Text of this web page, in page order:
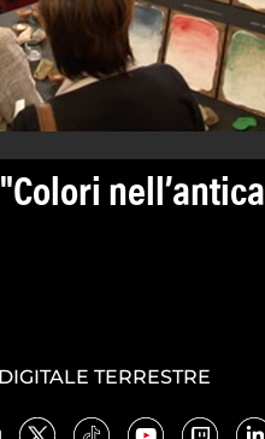
nell’antica
TERRESTRE